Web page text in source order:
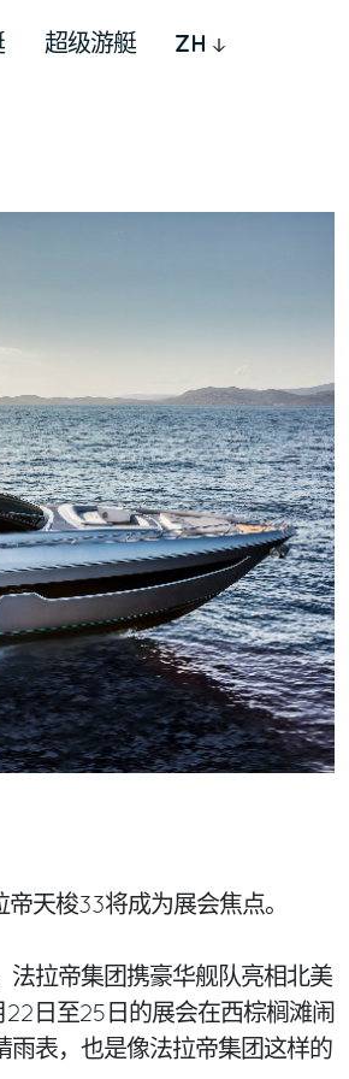
超级游艇 ZH
天梭33将成为展会焦点。
法拉帝集团携豪华舰队亮相北美
日至25日的展会在西棕榈滩闹
雨表，也是像法拉帝集团这样的